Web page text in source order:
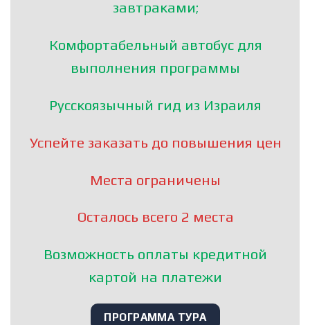
завтраками;
Комфортабельный автобус для
выполнения программы
Русскоязычный гид из Израиля
Успейте заказать до повышения цен
Места ограничены
Осталось всего 2 места
Возможность оплаты кредитной
картой на платежи
ПРОГРАММА ТУРА